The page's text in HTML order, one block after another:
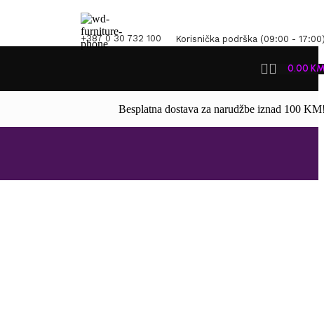
+387 0 30 732 100 Korisnička podrška (09:00 -
0.00
Besplatna dostava za narudžbe iznad 100